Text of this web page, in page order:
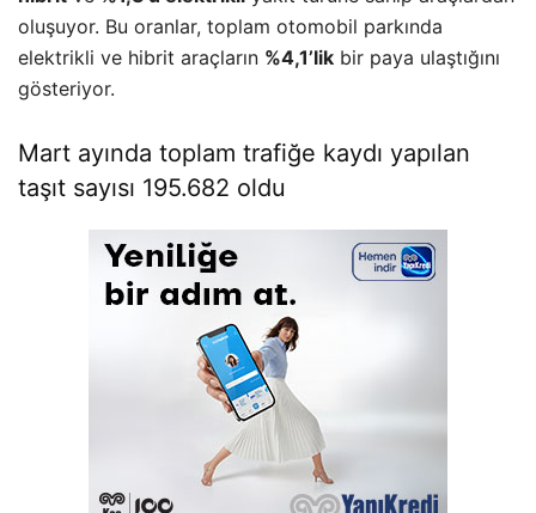
oluşuyor. Bu oranlar, toplam otomobil parkında
elektrikli ve hibrit araçların %4,1’lik bir paya ulaştığını
gösteriyor.
Mart ayında toplam trafiğe kaydı yapılan
taşıt sayısı 195.682 oldu